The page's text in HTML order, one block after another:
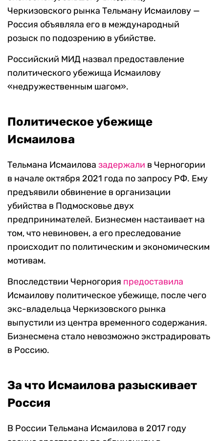
Черкизовского рынка Тельману Исмаилову —
Россия объявляла его в международный
розыск по подозрению в убийстве.
Российский МИД назвал предоставление
политического убежища Исмаилову
«недружественным шагом».
Политическое убежище
Исмаилова
Тельмана Исмаилова задержали в Черногории
в начале октября 2021 года по запросу РФ. Ему
предъявили обвинение в организации
убийства в Подмосковье двух
предпринимателей. Бизнесмен настаивает на
том, что невиновен, а его преследование
происходит по политическим и экономическим
мотивам.
Впоследствии Черногория предоставила
Исмаилову политическое убежище, после чего
экс-владельца Черкизовского рынка
выпустили из центра временного содержания.
Бизнесмена стало невозможно экстрадировать
в Россию.
За что Исмаилова разыскивает
Россия
В России Тельмана Исмаилова в 2017 году